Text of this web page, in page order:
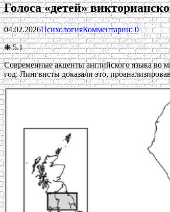
Голоса «детей»
04.02.2026ПсихологияКомментарии: 0
❋ 5.1
Современные акценты английского языка во
год. Лингвисты доказали это,